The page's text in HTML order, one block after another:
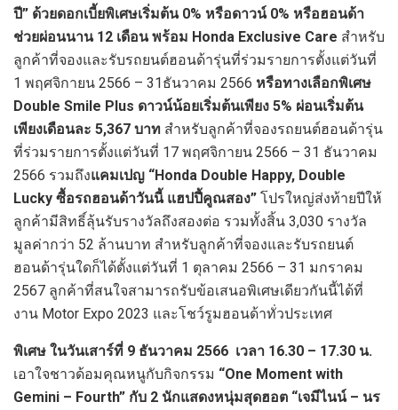
ปี” ด้วยดอกเบี้ยพิเศษเริ่มต้น 0% หรือดาวน์ 0% หรือฮอนด้า
ช่วยผ่อนนาน 12 เดือน พร้อม Honda Exclusive Care สำหรับ
ลูกค้าที่จองและรับรถยนต์ฮอนด้ารุ่นที่ร่วมรายการตั้งแต่วันที่
1 พฤศจิกายน 2566 – 31ธันวาคม 2566 หรือทางเลือกพิเศษ
Double Smile Plus ดาวน์น้อยเริ่มต้นเพียง 5% ผ่อนเริ่มต้น
เพียงเดือนละ 5,367 บาท สำหรับลูกค้าที่จองรถยนต์ฮอนด้ารุ่น
ที่ร่วมรายการตั้งแต่วันที่ 17 พฤศจิกายน 2566 – 31 ธันวาคม
2566 รวมถึงแคมเปญ “Honda Double Happy, Double
Lucky ซื้อรถฮอนด้าวันนี้ แฮปปี้คูณสอง” โปรใหญ่ส่งท้ายปีให้
ลูกค้ามีสิทธิ์ลุ้นรับรางวัลถึงสองต่อ รวมทั้งสิ้น 3,030 รางวัล
มูลค่ากว่า 52 ล้านบาท สำหรับลูกค้าที่จองและรับรถยนต์
ฮอนด้ารุ่นใดก็ได้ตั้งแต่วันที่ 1 ตุลาคม 2566 – 31 มกราคม
2567 ลูกค้าที่สนใจสามารถรับข้อเสนอพิเศษเดียวกันนี้ได้ที่
งาน Motor Expo 2023 และโชว์รูมฮอนด้าทั่วประเทศ
พิเศษ ในวันเสาร์ที่ 9 ธันวาคม 2566 เวลา 16.30 – 17.30 น.
เอาใจชาวด้อมคุณหนูกับกิจกรรม “One Moment with
Gemini – Fourth” กับ 2 นักแสดงหนุ่มสุดฮอต “เจมีไนน์ – นร